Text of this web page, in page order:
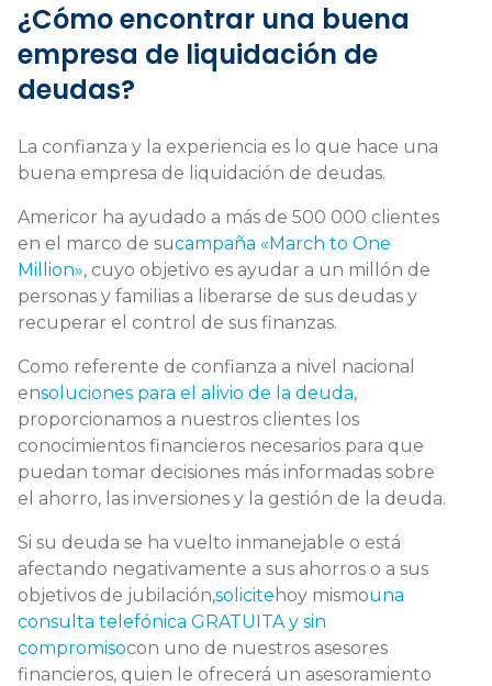
¿Cómo encontrar una buena
empresa de liquidación de
deudas?
La confianza y la experiencia es lo que hace una
buena empresa de liquidación de deudas.
Americor ha ayudado a más de 500 000 clientes
en el marco de sucampaña «March to One
Million», cuyo objetivo es ayudar a un millón de
personas y familias a liberarse de sus deudas y
recuperar el control de sus finanzas.
Como referente de confianza a nivel nacional
ensoluciones para el alivio de la deuda,
proporcionamos a nuestros clientes los
conocimientos financieros necesarios para que
puedan tomar decisiones más informadas sobre
el ahorro, las inversiones y la gestión de la deuda.
Si su deuda se ha vuelto inmanejable o está
afectando negativamente a sus ahorros o a sus
objetivos de jubilación,solicite hoy mismouna
consulta telefónica GRATUITA y sin
compromisocon uno de nuestros asesores
financieros, quien le ofrecerá un asesoramiento